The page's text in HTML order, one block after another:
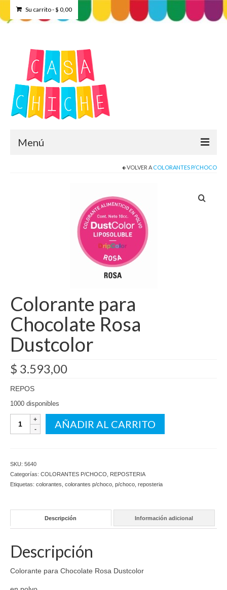
Su carrito-$ 0,00
Menú
Como Registrarse
VOLVER A COLORANTES P/CHOCO
Colorante para
Chocolate Rosa
Dustcolor
$ 3.593,00
REPOS
1000 disponibles
Colorante
para
AÑADIR AL CARRITO
SKU: 5640
Categorías: COLORANTES P/CHOCO
REPOSTERIA
Etiquetas: colorantes colorantes p/choco p/choco reposteria
Descripción Información adicional
Descripción
Colorante para Chocolate Rosa Dustcolor